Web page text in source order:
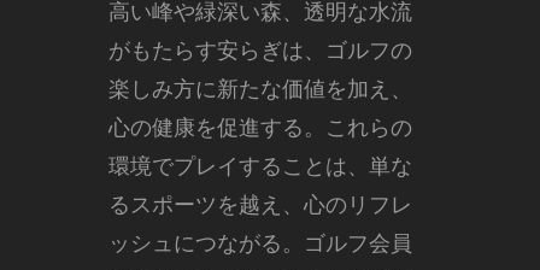
高い峰や緑深い森、透明な水流
がもたらす安らぎは、ゴルフの
楽しみ方に新たな価値を加え、
心の健康を促進する。これらの
環境でプレイすることは、単な
るスポーツを越え、心のリフレ
ッシュにつながる。ゴルフ会員